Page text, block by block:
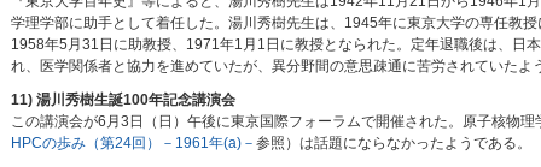
学理学部に助手として着任した。湯川秀樹先生は、1945年に東京大学の専任教
1958年5月31日に助教授、1971年1月1日に教授となられた。定年退職後は、日
れ、医学関係者と協力を進めていたが、異分野間の意思疎通に苦労されていたよ
11) 湯川秀樹生誕100年記念講演会
この講演会が6月3日（日）午後に東京国際フォーラムで開催された。原子核物
HPCの歩み（第24回）－1961年(a)－ 参照）は話題にならなかったようである。